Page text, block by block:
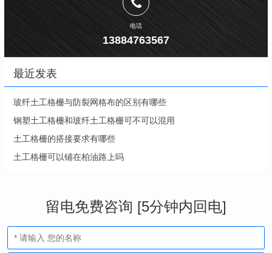
电话
13884763567
最近发表
玻纤土工格栅与防裂网格布的区别有哪些
钢塑土工格栅和玻纤土工格栅可不可以混用
土工格栅的搭接要求有哪些
土工格栅可以铺在柏油路上吗
留电免费咨询 [5分钟内回电]